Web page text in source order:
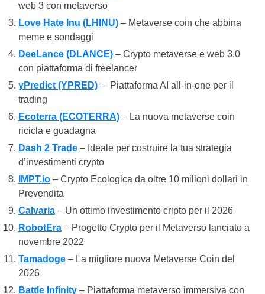
web 3 con metaverso
Love Hate Inu (LHINU)– Metaverse coin che abbina
meme e sondaggi
DeeLance (DLANCE)– Crypto metaverse e web 3.0
con piattaforma di freelancer
yPredict (YPRED)– Piattaforma AI all-in-one per il
trading
Ecoterra (ECOTERRA)– La nuova metaverse coin
ricicla e guadagna
Dash 2 Trade– Ideale per costruire la tua strategia
d’investimenti crypto
IMPT.io – Crypto Ecologica da oltre 10 milioni dollari in
Prevendita
Calvaria – Un ottimo investimento cripto per il 2026
RobotEra – Progetto Crypto per il Metaverso lanciato a
novembre 2022
Tamadoge – La migliore nuova Metaverse Coin del
2026
Battle Infinity – Piattaforma metaverso immersiva con